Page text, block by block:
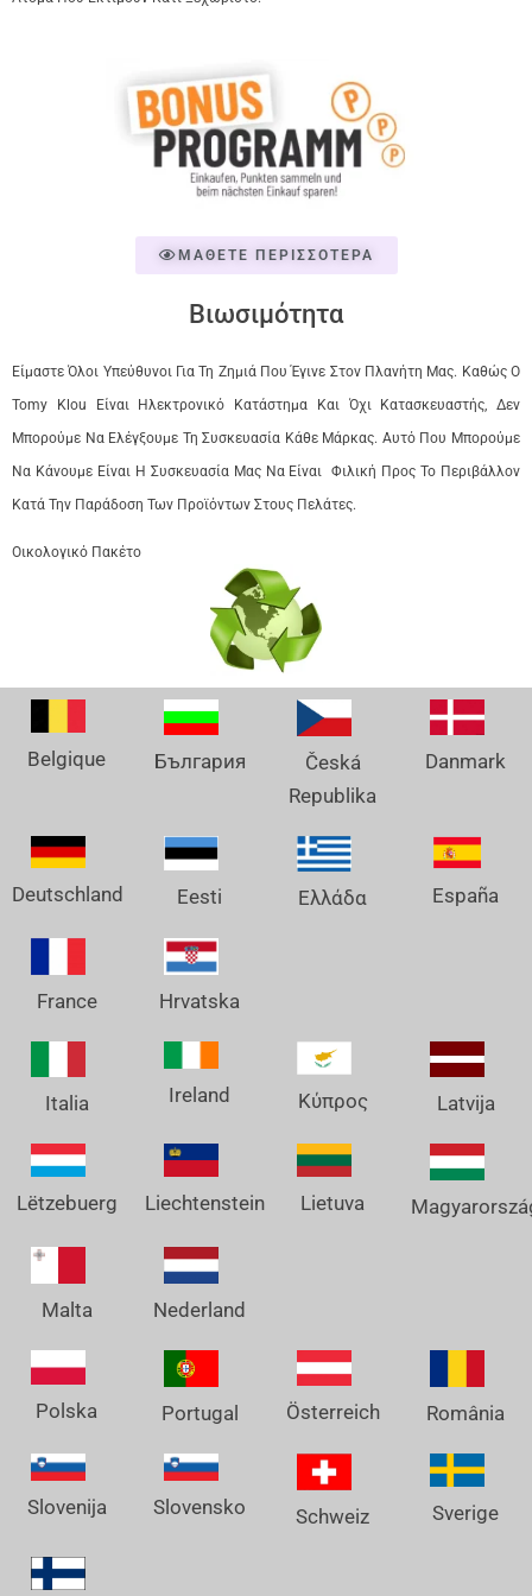
ΜΑΘΕΤΕ ΠΕΡΙΣΣΟΤΕΡΑ
Βιωσιμότητα
Είμαστε Όλοι Υπεύθυνοι Για Τη Ζημιά Που Έγινε Στον Πλανήτη Μας. Καθώς Ο
Tomy Klou Είναι Ηλεκτρονικό Κατάστημα Και Όχι Κατασκευαστής, Δεν
Μπορούμε Να Ελέγξουμε Τη Συσκευασία Κάθε Μάρκας. Αυτό Που Μπορούμε
Να Κάνουμε Είναι Η Συσκευασία Μας Να Είναι Φιλική Προς Το Περιβάλλον
Κατά Την Παράδοση Των Προϊόντων Στους Πελάτες.
Οικολογικό Πακέτο
Belgique България
Česká
Republika
Danmark
Deutschland Eesti Ελλάδα España
France Hrvatska
Italia Ireland Κύπρος Latvija
Lëtzebuerg Liechtenstein Lietuva
Malta Nederland
Polska Portugal Österreich România
Slovenija Slovensko Schweiz Sverige